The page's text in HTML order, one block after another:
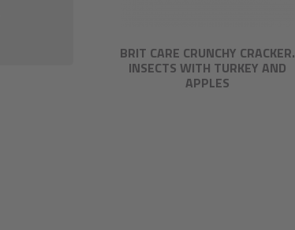
BRIT CARE CRUNCHY CRACKER.
INSECTS WITH TURKEY AND
APPLES